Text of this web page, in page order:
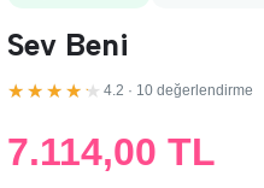
Sev Beni
★★★★★ 4.2 · 10 değerlendirme
7.114,00 TL